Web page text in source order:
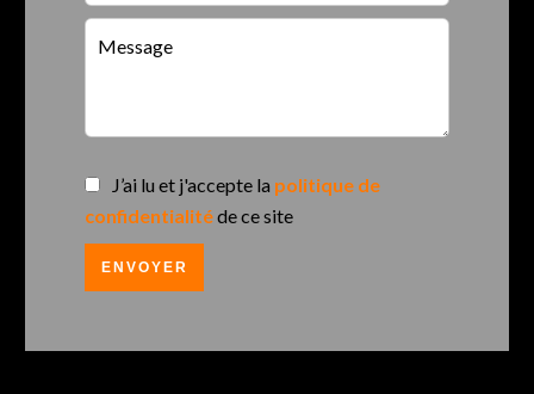
J’ai lu et j'accepte la politique de
confidentialitéde ce site
ENVOYER